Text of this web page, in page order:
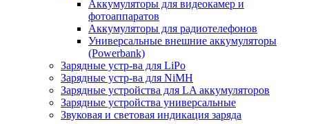
Аккумуляторы для видеокамер и
фотоаппаратов
Аккумуляторы для радиотелефонов
Универсальные внешние аккумуляторы
(Powerbank)
Зарядные устр-ва для LiPo
Зарядные устр-ва для NiMH
Зарядные устройства для LA аккумуляторов
Зарядные устройства универсальные
Звуковая и световая индикация заряда